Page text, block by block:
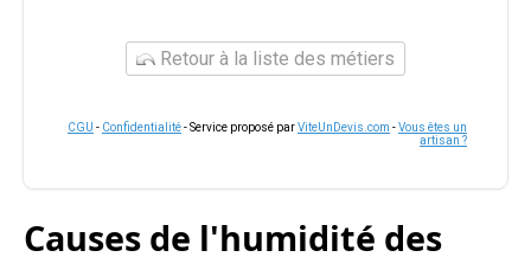
Retour à la liste des métiers
CGU - Confidentialité- Service proposé parViteUnDevis.com -Vous êtes un
artisan ?
Causes de l'humidité des